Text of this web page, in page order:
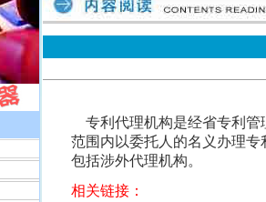
专利代理机构是经省专利管
范围内以委托人的名义办理
包括涉外代理机构。
相关链接：